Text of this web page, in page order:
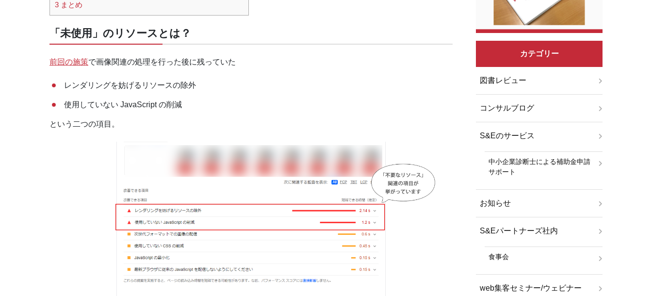
3 まとめ
「未使用」のリソースとは？
前回の施策で画像関連の処理を行った後に残っていた
レンダリングを妨げるリソースの除外
使用していない JavaScript の削減
という二つの項目。
カテゴリー
図書レビュー
コンサルブログ
S&Eのサービス
中小企業診断士による補助金申請
サポート
お知らせ
S&Eパートナーズ社内
食事会
web集客セミナー/ウェビナー